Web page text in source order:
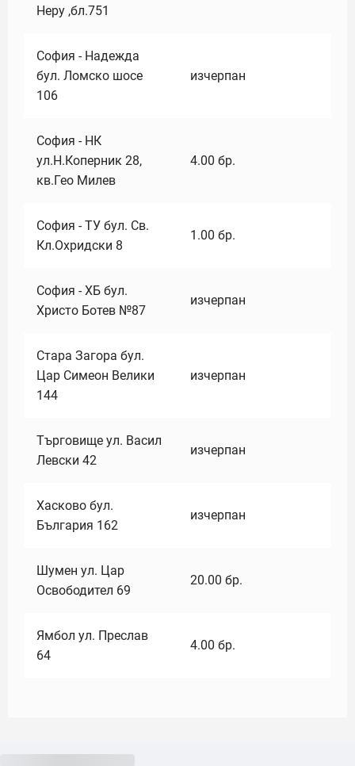
Неру ,бл.751
София - Надежда
бул. Ломско шосе
106
изчерпан
София - НК
ул.Н.Коперник 28,
кв.Гео Милев
4.00 бр.
София - ТУ бул. Св.
Кл.Охридски 8
1.00 бр.
София - ХБ бул.
Христо Ботев №87
изчерпан
Стара Загора бул.
Цар Симеон Велики
144
изчерпан
Търговище ул. Васил
Левски 42
изчерпан
Хасково бул.
България 162
изчерпан
Шумен ул. Цар
Освободител 69
20.00 бр.
Ямбол ул. Преслав
64
4.00 бр.